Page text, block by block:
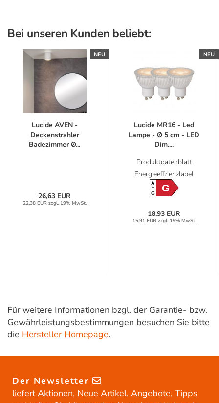
Bei unseren Kunden beliebt:
NEU
Lucide AVEN -
Deckenstrahler
Badezimmer Ø...
26,63 EUR
22,38 EUR zzgl. 19% MwSt.
NEU
Lucide MR16 - Led
Lampe - Ø 5 cm - LED
Dim....
Produktdatenblatt
Energieeffzienzlabel
A
GG
18,93 EUR
15,91 EUR zzgl. 19% MwSt.
Für weitere Informationen bzgl. der Garantie- bzw.
Gewährleistungsbestimmungen besuchen Sie bitte
die Hersteller Homepage.
Der Newsletter
liefert Aktionen, Neue Artikel, Angebote, Tipps